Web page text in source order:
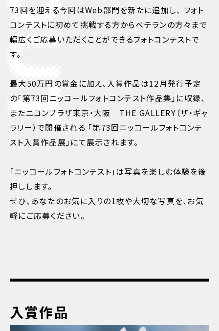
73回を迎える今回はWeb部門を新たに追加し、 フォト
コンテストに初めて挑戦する方からベテランの方々まで
幅広くご応募いただくことができるフォトコンテストで
す。
最大50万円の賞金に加え、入賞作品は12月発行予定
の「第73回ニッコールフォトコンテスト作品集」に収録、
またニコンプラザ東京・大阪 THE GALLERY（ザ・ギャ
ラリー）で開催される 「第73回ニッコールフォトコンテ
スト入賞作品展」にて展示されます。
「ニッコールフォトコンテスト」は写真を楽しむ体験を後
押しします。
ぜひ、あなたのお気に入りの1枚や大切な写真を、お気
軽にご応募ください。
入賞作品